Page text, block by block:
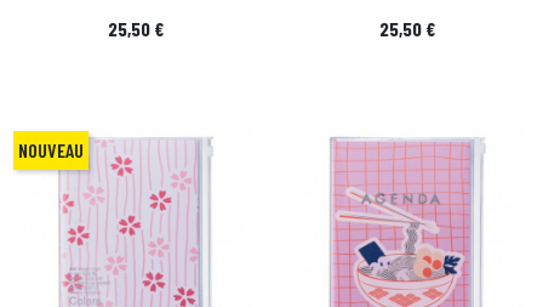
Prix
25,50 € Prix
25,50 €
NOUVEAU